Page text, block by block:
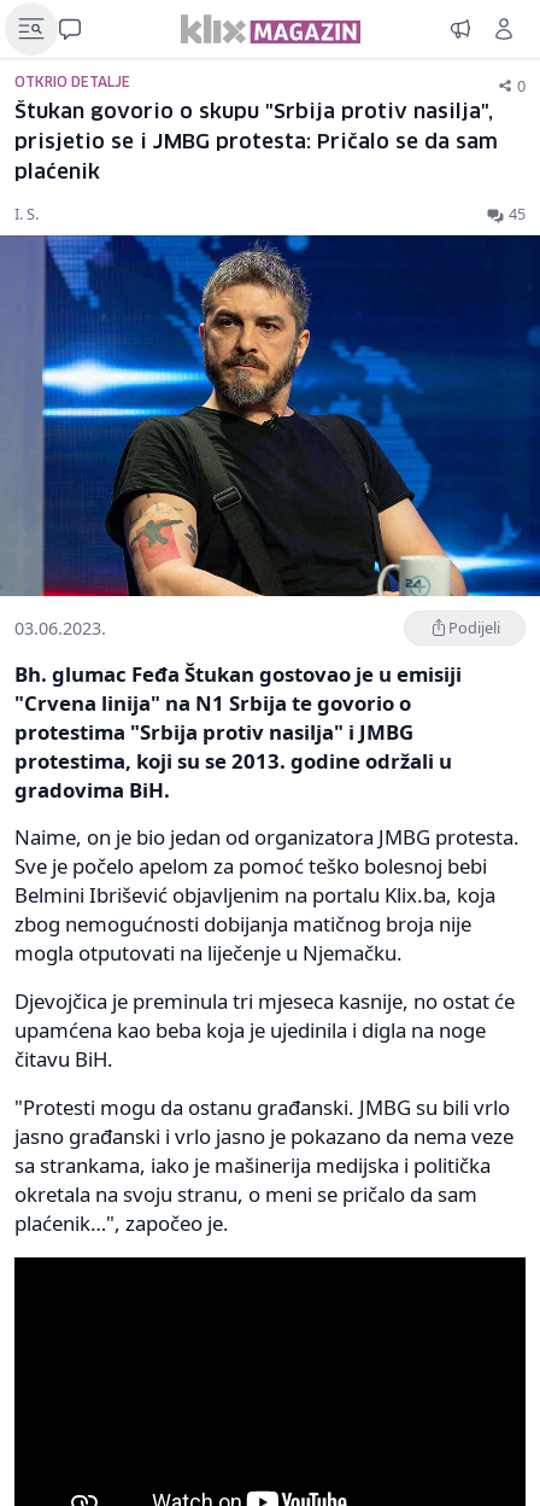
OTKRIO DETALJE 0
Štukan govorio o skupu "Srbija protiv nasilja",
prisjetio se i JMBG protesta: Pričalo se da sam
plaćenik
I. S. 45
03.06.2023. Podijeli
Bh. glumac Feđa Štukan gostovao je u emisiji
"Crvena linija" na N1 Srbija te govorio o
protestima "Srbija protiv nasilja" i JMBG
protestima, koji su se 2013. godine održali u
gradovima BiH.
Naime, on je bio jedan od organizatora JMBG protesta.
Sve je počelo apelom za pomoć teško bolesnoj bebi
Belmini Ibrišević objavljenim na portalu Klix.ba, koja
zbog nemogućnosti dobijanja matičnog broja nije
mogla otputovati na liječenje u Njemačku.
Djevojčica je preminula tri mjeseca kasnije, no ostat će
upamćena kao beba koja je ujedinila i digla na noge
čitavu BiH.
"Protesti mogu da ostanu građanski. JMBG su bili vrlo
jasno građanski i vrlo jasno je pokazano da nema veze
sa strankama, iako je mašinerija medijska i politička
okretala na svoju stranu, o meni se pričalo da sam
plaćenik…", započeo je.